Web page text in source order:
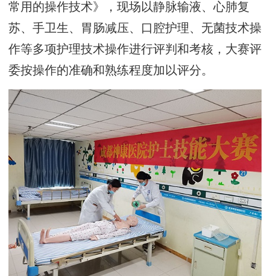
常用的操作技术》，现场以静脉输液、心肺复
苏、手卫生、胃肠减压、口腔护理、无菌技术操
作等多项护理技术操作进行评判和考核，大赛评
委按操作的准确和熟练程度加以评分。